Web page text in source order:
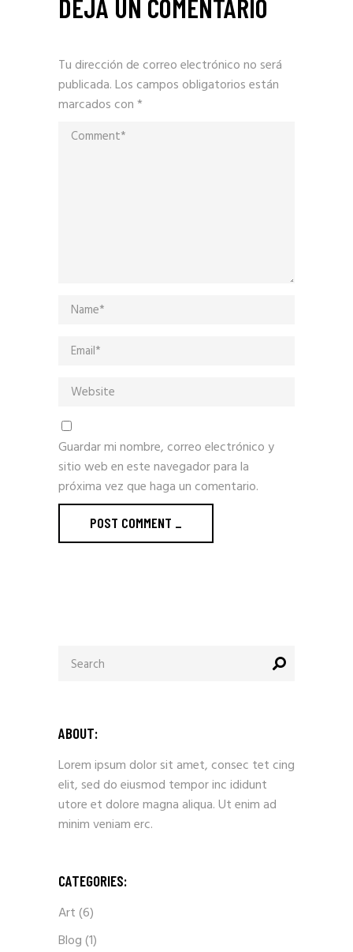
DEJA UN COMENTARIO
Tu dirección de correo electrónico no será
publicada.Los campos obligatorios están
marcados con*
Guardar mi nombre, correo electrónico y
sitio web en este navegador para la
próxima vez que haga un comentario.
POST COMMENT _
ABOUT:
Lorem ipsum dolor sit amet, consec tet cing
elit, sed do eiusmod tempor inc ididunt
utore et dolore magna aliqua. Ut enim ad
minim veniam erc.
CATEGORIES:
Art(6)
Blog(1)